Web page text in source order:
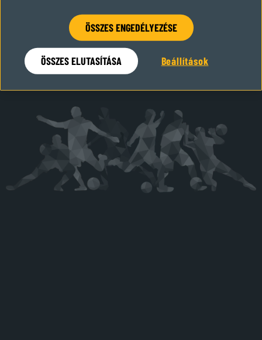
Hamarosan visszatérünk
ÖSSZES ENGEDÉLYEZÉSE
ÖSSZES ELUTASÍTÁSA Beállítások